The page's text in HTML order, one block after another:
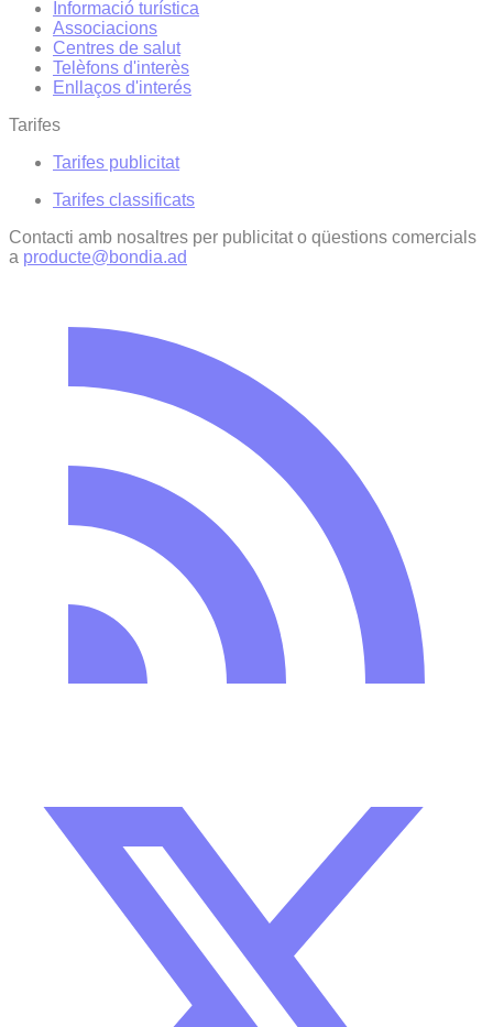
Informació turística
Associacions
Centres de salut
Telèfons d'interès
Enllaços d'interés
Tarifes
Tarifes publicitat
Tarifes classificats
Contacti amb nosaltres per publicitat o qüestions comercials
a producte@bondia.ad